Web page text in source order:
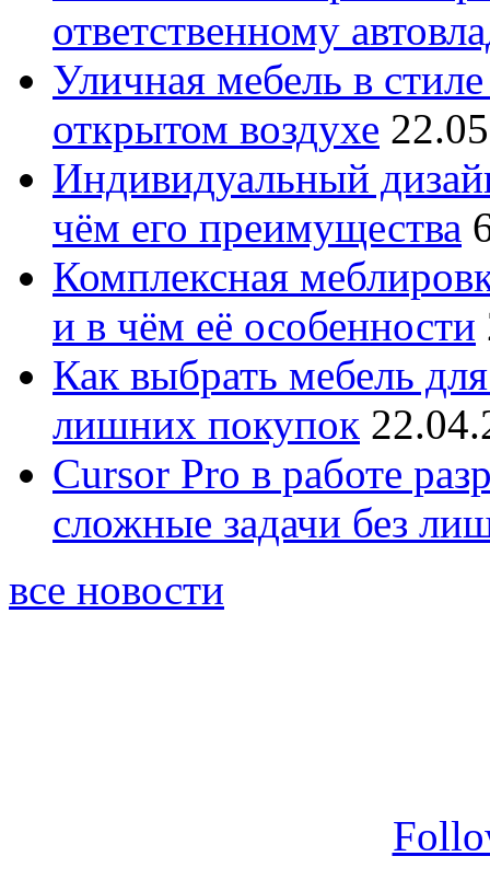
ответственному
Уличная мебель в
открытом воздухе
Индивидуальный
чём его преимущества
Комплексная
и в чём её особенности
Как выбрать мебель
лишних покупок
Cursor Pro в работе
сложные задачи без
все новости